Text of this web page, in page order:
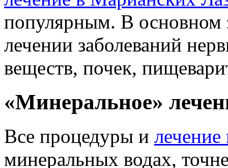
популярным. В основном
лечении заболеваний
веществ, почек,
«Минеральное»
Все процедуры и
минеральных водах,